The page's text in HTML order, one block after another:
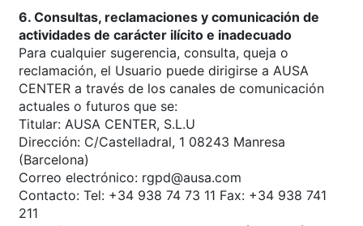
6. Consultas, reclamaciones y comunicación de
actividades de carácter ilícito e inadecuado
Para cualquier sugerencia, consulta, queja o
reclamación, el Usuario puede dirigirse a AUSA
CENTER a través de los canales de comunicación
actuales o futuros que se:
Titular: AUSA CENTER, S.L.U
Dirección: C/Castelladral, 1 08243 Manresa
(Barcelona)
Correo electrónico: rgpd@ausa.com
Contacto: Tel: +34 938 74 73 11 Fax: +34 938 741
211